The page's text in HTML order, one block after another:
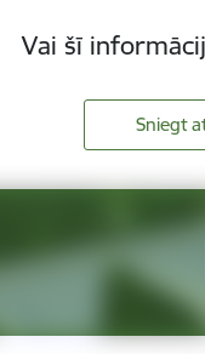
Vai šī
Sniegt